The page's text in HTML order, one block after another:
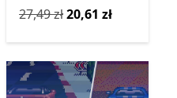
92,49 złOferty zakupu w
Pierwotnie 27,49 zł teraz
27,49 zł20,61 zł